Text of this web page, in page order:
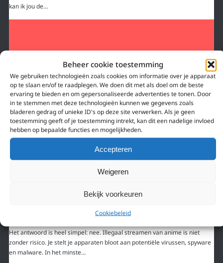
Beheer cookie toestemming
We gebruiken technologieën zoals cookies om informatie over je apparaat
op te slaan en/of te raadplegen. We doen dit met als doel om de beste
ervaring te bieden en om gepersonaliseerde advertenties te tonen. Door
in te stemmen met deze technologieën kunnen we gegevens zoals
bladeren gedrag of unieke ID's op deze site verwerken. Als je geen
toestemming geeft of je toestemming intrekt, kan dit een nadelige invloed
hebben op bepaalde functies en mogelijkheden.
Accepteren
Weigeren
Bekijk voorkeuren
Cookiebeleid
kan ik jou de…
(KISSANIME, ANIMEFLIX, ETC.)
Het antwoord is heel simpel: nee. Illegaal streamen van anime is niet
zonder risico. Je stelt je apparaten bloot aan potentiële virussen, spyware
en malware. In het minste…